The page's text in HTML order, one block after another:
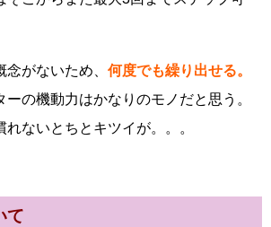
がないため、 何度でも繰り出せる。
ーの機動力はかなりのモノだと思う。
ないとちとキツイが。。。
て